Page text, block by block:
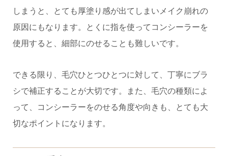
しまうと、とても厚塗り感が出てしまいメイク崩れの
原因にもなります。とくに指を使ってコンシーラーを
使用すると、細部にのせることも難しいです。
できる限り、毛穴ひとつひとつに対して、丁寧にブラ
シで補正することが大切です。また、毛穴の種類によ
って、コンシーラーをのせる角度や向きも、とても大
切なポイントになります。